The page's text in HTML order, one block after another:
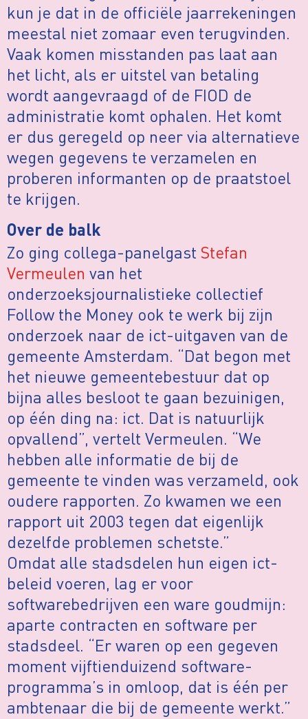
kun je dat in de officiële jaarrekeningen
meestal niet zomaar even terugvinden.
Vaak komen misstanden pas laat aan
het licht, als er uitstel van betaling
wordt aangevraagd of de FIOD de
administratie komt ophalen. Het komt
er dus geregeld op neer via alternatieve
wegen gegevens te verzamelen en
proberen informanten op de praatstoel
te krijgen.
Over de balk
Zo ging collega-panelgast Stefan
Vermeulen van het
onderzoeksjournalistieke collectief
Follow the Money ook te werk bij zijn
onderzoek naar de ict-uitgaven van de
gemeente Amsterdam. “Dat begon met
het nieuwe gemeentebestuur dat op
bijna alles besloot te gaan bezuinigen,
op één ding na: ict. Dat is natuurlijk
opvallend”, vertelt Vermeulen. “We
hebben alle informatie de bij de
gemeente te vinden was verzameld, ook
oudere rapporten. Zo kwamen we een
rapport uit 2003 tegen dat eigenlijk
dezelfde problemen schetste.”
Omdat alle stadsdelen hun eigen ict-
beleid voeren, lag er voor
softwarebedrijven een ware goudmijn:
aparte contracten en software per
stadsdeel. “Er waren op een gegeven
moment vijftienduizend software-
programma’s in omloop, dat is één per
ambtenaar die bij de gemeente werkt.”